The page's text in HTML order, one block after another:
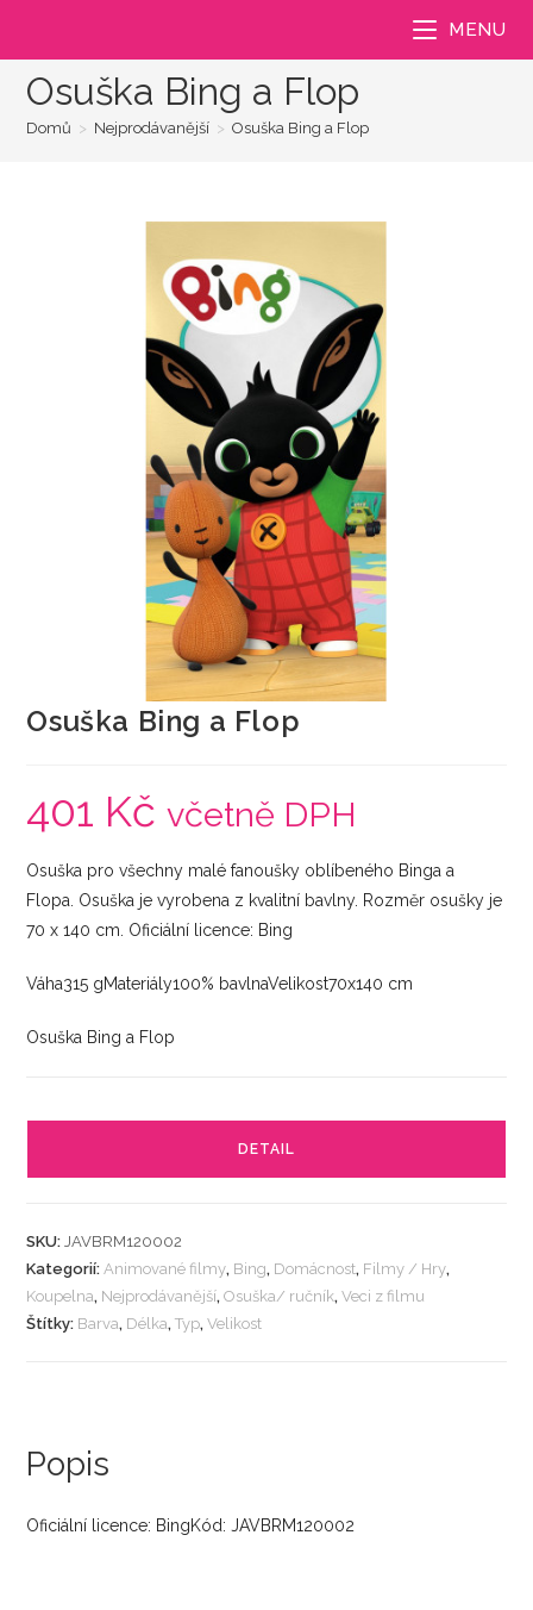
MENU
Osuška Bing a Flop
Domů > Nejprodávanější > Osuška Bing a Flop
Osuška Bing a Flop
401 Kč včetně DPH
Osuška pro všechny malé fanoušky oblíbeného Binga a
Flopa. Osuška je vyrobena z kvalitní bavlny. Rozměr osušky je
70 x 140 cm. Oficiální licence: Bing
Váha315 gMateriály100% bavlnaVelikost70x140 cm
Osuška Bing a Flop
DETAIL
SKU:JAVBRM120002
Kategorií:Animované filmy, Bing, Domácnost, Filmy / Hry,
Koupelna, Nejprodávanější,Osuška/ ručník,Veci z filmu
Štítky: Barva, Délka,Typ,Velikost
Popis
Oficiální licence: BingKód: JAVBRM120002